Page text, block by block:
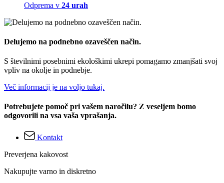
Odprema v 24 urah
Delujemo na podnebno ozaveščen način.
S številnimi posebnimi ekološkimi ukrepi pomagamo zmanjšati svoj
vpliv na okolje in podnebje.
Več informacij je na voljo tukaj.
Potrebujete pomoč pri vašem naročilu? Z veseljem bomo
odgovorili na vsa vaša vprašanja.
Kontakt
Preverjena kakovost
Nakupujte varno in diskretno